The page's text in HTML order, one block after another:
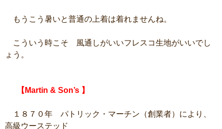
もうこう暑いと普通の上着は着れませんね。
こういう時こそ 風通しがいいフレスコ生地がいいでし
ょう。
【Martin & Son’s 】
１８７０年 パトリック・マーチン（創業者）により、
高級ウーステッド